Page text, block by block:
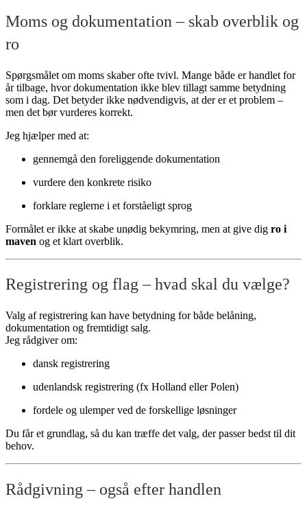
Moms og dokumentation – skab overblik og
ro
Spørgsmålet om moms skaber ofte tvivl. Mange både er handlet for
år tilbage, hvor dokumentation ikke blev tillagt samme betydning
som i dag. Det betyder ikke nødvendigvis, at der er et problem –
men det bør vurderes korrekt.
Jeg hjælper med at:
gennemgå den foreliggende dokumentation
vurdere den konkrete risiko
forklare reglerne i et forståeligt sprog
Formålet er ikke at skabe unødig bekymring, men at give dig ro i
maven og et klart overblik.
Registrering og flag – hvad skal du vælge?
Valg af registrering kan have betydning for både belåning,
dokumentation og fremtidigt salg.
Jeg rådgiver om:
dansk registrering
udenlandsk registrering (fx Holland eller Polen)
fordele og ulemper ved de forskellige løsninger
Du får et grundlag, så du kan træffe det valg, der passer bedst til dit
behov.
Rådgivning – også efter handlen